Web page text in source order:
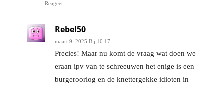
Reageer
Rebel50
maart 9, 2025 Bij 10:17
Precies! Maar nu komt de vraag wat doen we
eraan ipv van te schreeuwen het enige is een
burgeroorlog en de knettergekke idioten in